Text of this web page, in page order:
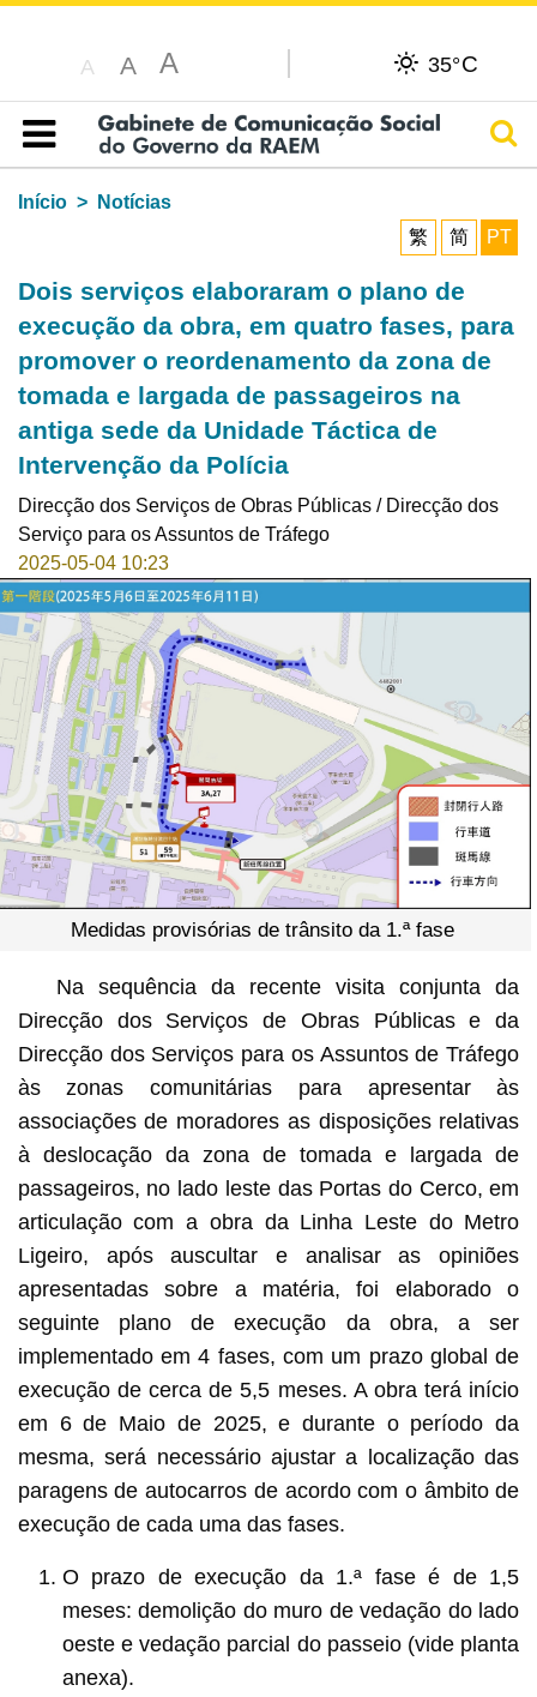
A A A 35°C
Índice
Início
Notícias
繁
简 PT
Dois serviços elaboraram o plano de
execução da obra, em quatro fases, para
promover o reordenamento da zona de
tomada e largada de passageiros na
antiga sede da Unidade Táctica de
Intervenção da Polícia
Direcção dos Serviços de Obras Públicas / Direcção dos
Serviço para os Assuntos de Tráfego
2025-05-04 10:23
Medidas provisórias de trânsito da 1.ª fase
Na sequência da recente visita conjunta da
Direcção dos Serviços de Obras Públicas e da
Direcção dos Serviços para os Assuntos de Tráfego
às zonas comunitárias para apresentar às
associações de moradores as disposições relativas
à deslocação da zona de tomada e largada de
passageiros, no lado leste das Portas do Cerco, em
articulação com a obra da Linha Leste do Metro
Ligeiro, após auscultar e analisar as opiniões
apresentadas sobre a matéria, foi elaborado o
seguinte plano de execução da obra, a ser
implementado em 4 fases, com um prazo global de
execução de cerca de 5,5 meses. A obra terá início
em 6 de Maio de 2025, e durante o período da
mesma, será necessário ajustar a localização das
paragens de autocarros de acordo com o âmbito de
execução de cada uma das fases.
O prazo de execução da 1.ª fase é de 1,5
meses: demolição do muro de vedação do lado
oeste e vedação parcial do passeio (vide planta
anexa).